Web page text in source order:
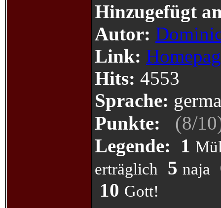
Hinzugefügt
Autor:
Link:
Hits: 4553
Sprache:
Punkte:
(8/10
Legende: 1
erträglich
5 naja
10 Gott!